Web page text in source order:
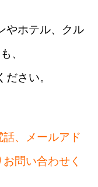
やホテル、クル
、
さい。
、メールアド
問い合わせく